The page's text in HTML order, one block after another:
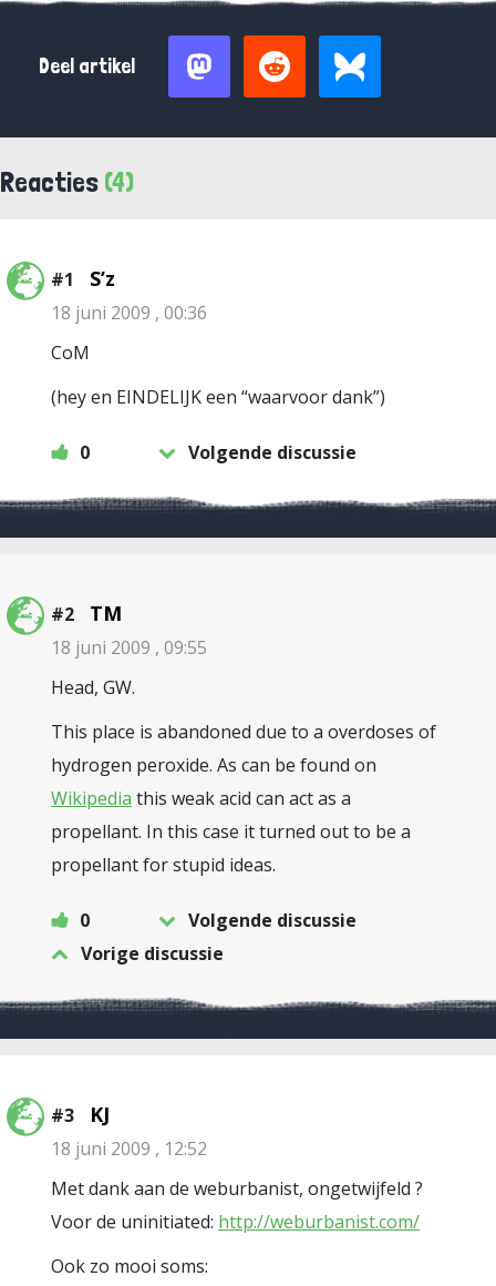
Deel artikel
Reacties (4)
#1 S’z
18 juni 2009 , 00:36
CoM
(hey en EINDELIJK een “waarvoor dank”)
0 Volgende discussie
#2 TM
18 juni 2009 , 09:55
Head, GW.
This place is abandoned due to a overdoses of
hydrogen peroxide. As can be found on
Wikipedia this weak acid can act as a
propellant. In this case it turned out to be a
propellant for stupid ideas.
0
Volgende discussie
Vorige discussie
#3 KJ
18 juni 2009 , 12:52
Met dank aan de weburbanist, ongetwijfeld ?
Voor de uninitiated: http://weburbanist.com/
Ook zo mooi soms: